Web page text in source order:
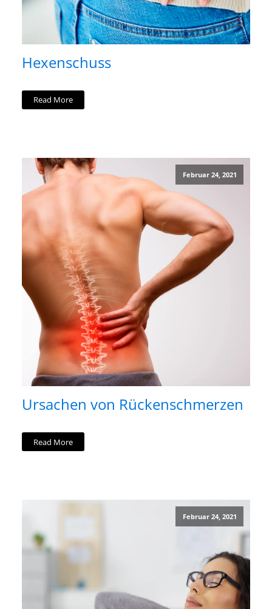
Hexenschuss
Read More
Februar 24, 2021
Ursachen von Rückenschmerzen
Read More
Februar 24, 2021